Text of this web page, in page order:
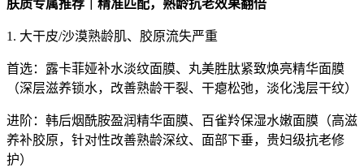
肤质专属推荐｜精准匹配，熟龄抗老效果翻倍
1. 大干皮/沙漠熟龄肌、胶原流失严重
首选：露卡菲娅补水淡纹面膜、丸美胜肽紧致焕亮精华面膜
（深层滋养锁水，改善熟龄干裂、干瘪松弛，淡化浅层干纹）
进阶：韩后烟酰胺盈润精华面膜、百雀羚保湿水嫩面膜（高滋
养补胶原，针对性改善熟龄深纹、面部下垂，贵妇级抗老修
护）